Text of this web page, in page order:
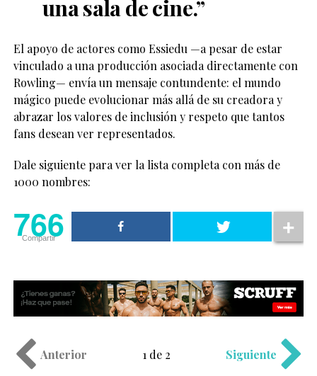
una sala de cine.”
El apoyo de actores como Essiedu —a pesar de estar
vinculado a una producción asociada directamente con
Rowling— envía un mensaje contundente: el mundo
mágico puede evolucionar más allá de su creadora y
abrazar los valores de inclusión y respeto que tantos
fans desean ver representados.
Dale siguiente para ver la lista completa con más de
1000 nombres:
766
Compartir
Anterior 1 de 2 Siguiente